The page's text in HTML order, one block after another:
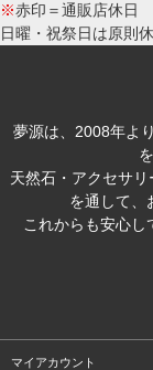
※赤印＝通販店休日
日曜・祝祭日は原則
夢源は、2008年よ
天然石・アクセサ
を通して、
これからも安心し
マイアカウント